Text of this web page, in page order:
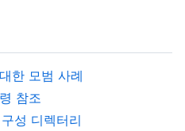
한 모범 사례
참조
성 디렉터리